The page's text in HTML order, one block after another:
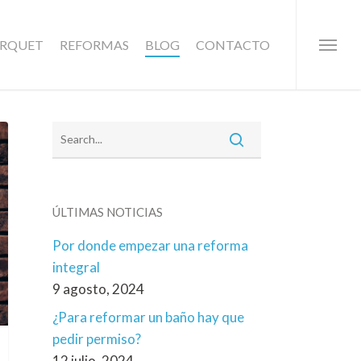
REFORMAS BLOG CONTACTO Menu
ÚLTIMAS NOTICIAS
Por donde empezar una reforma
integral
9 agosto, 2024
¿Para reformar un baño hay que
pedir permiso?